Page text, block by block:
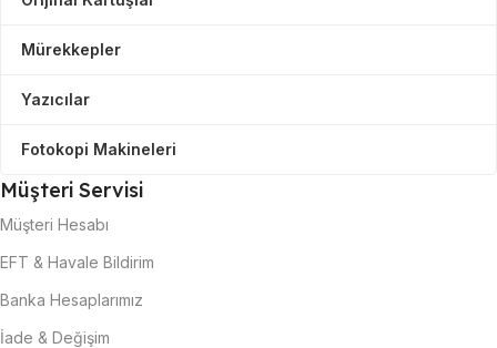
Mürekkepler
Yazıcılar
Fotokopi Makineleri
Müşteri Servisi
Müşteri Hesabı
EFT & Havale Bildirim
Banka Hesaplarımız
İade & Değişim